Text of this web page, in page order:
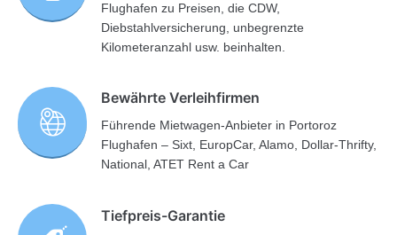
Flughafen zu Preisen, die CDW,
Diebstahlversicherung, unbegrenzte
Kilometeranzahl usw. beinhalten.
Bewährte Verleihfirmen
Führende Mietwagen-Anbieter in Portoroz
Flughafen – Sixt, EuropCar, Alamo, Dollar-Thrifty,
National, ATET Rent a Car
Tiefpreis-Garantie